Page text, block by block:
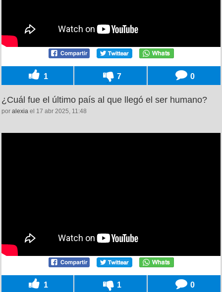
1 7 0
¿Cuál fue el último país al que llegó el ser humano?
por alexia el 17 abr 2025, 11:48
1 1 0